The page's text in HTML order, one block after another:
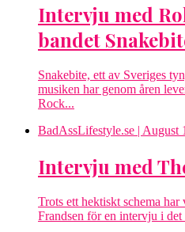
Intervju med
bandet
Snakebite, ett av Sveriges
musiken har genom åren
Rock...
BadAssLifestyle.se | August
Intervju med
Trots ett hektiskt schema
Frandsen för en intervju i